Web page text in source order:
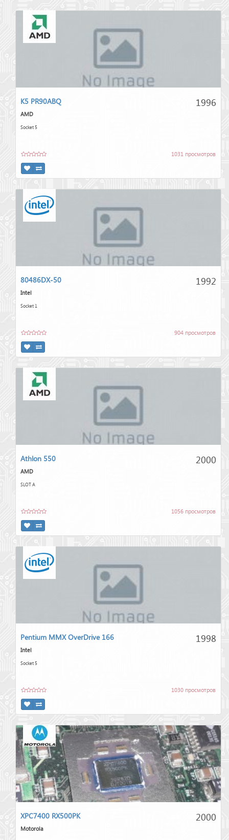
1996
K5 PR90ABQ
AMD
Socket 5
1031 просмотров
1992
80486DX-50
Intel
Socket 1
904 просмотров
2000
Athlon 550
AMD
SLOT A
1056 просмотров
1998
Pentium MMX OverDrive 166
Intel
Socket 5
1030 просмотров
2000
XPC7400 RX500PK
Motorola